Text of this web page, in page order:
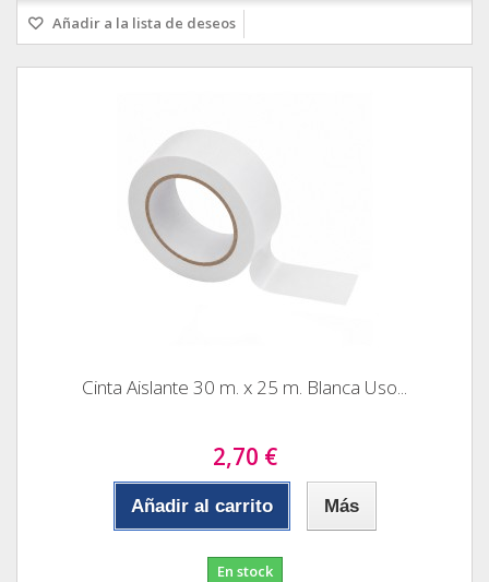
Añadir a la lista de deseos
Cinta Aislante 30 m. x 25 m. Blanca Uso...
2,70 €
Añadir al carrito Más
En stock